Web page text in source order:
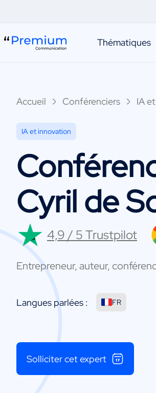
Thématiques
Accueil Conférenciers IA
IA et innovation
Cyril de
4,9 / 5 Trustpilot
Entrepreneur, auteur,
Langues parlées : FR
Solliciter cet expert